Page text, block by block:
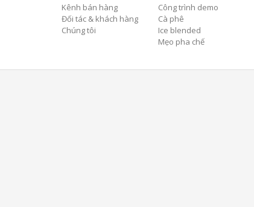
Kênh bán hàng
Đối tác & khách hàng
Chúng tôi
Công trình demo
Cà phê
Ice blended
Mẹo pha chế